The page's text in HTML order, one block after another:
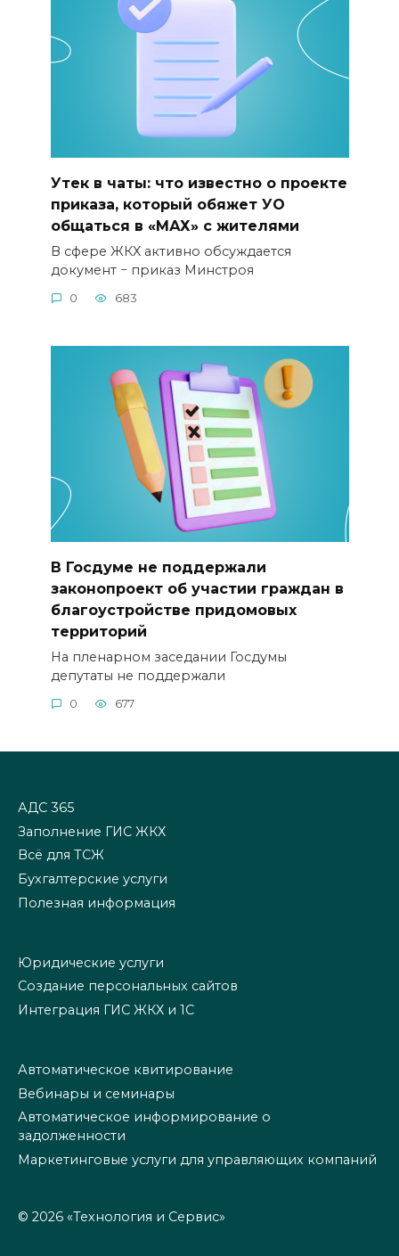
Утек в чаты: что известно о проекте
приказа, который обяжет УО
общаться в «МАХ» с жителями
В сфере ЖКХ активно обсуждается
документ − приказ Минстроя
0 683
В Госдуме не поддержали
законопроект об участии граждан в
благоустройстве придомовых
территорий
На пленарном заседании Госдумы
депутаты не поддержали
0 677
АДС 365
Заполнение ГИС ЖКХ
Всё для ТСЖ
Бухгалтерские услуги
Полезная информация
Юридические услуги
Создание персональных сайтов
Интеграция ГИС ЖКХ и 1С
Автоматическое квитирование
Вебинары и семинары
Автоматическое информирование о
задолженности
Маркетинговые услуги для управляющих компаний
© 2026 «Технология и Сервис»